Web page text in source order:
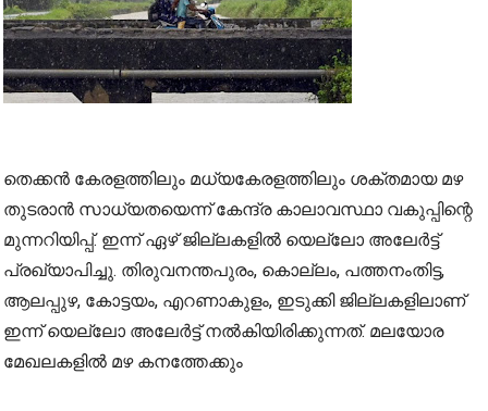
തെക്കന്‍ കേരളത്തിലും മധ്യകേരളത്തിലും ശക്തമായ മഴ
തുടരാന്‍ സാധ്യതയെന്ന് കേന്ദ്ര കാലാവസ്ഥാ വകുപ്പിന്റെ
മുന്നറിയിപ്പ്. ഇന്ന് ഏഴ് ജില്ലകളില്‍ യെല്ലോ അലേര്‍ട്ട്
പ്രഖ്യാപിച്ചു. തിരുവനന്തപുരം, കൊല്ലം, പത്തനംതിട്ട,
ആലപ്പുഴ, കോട്ടയം, എറണാകുളം, ഇടുക്കി ജില്ലകളിലാണ്
ഇന്ന് യെല്ലോ അലേര്‍ട്ട് നല്‍കിയിരിക്കുന്നത്. മലയോര
മേഖലകളില്‍ മഴ കനത്തേക്കും